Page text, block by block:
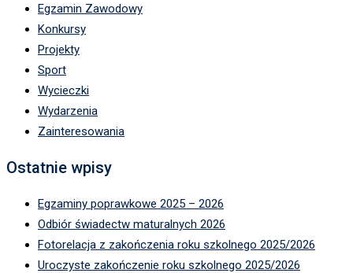
Egzamin Zawodowy
Konkursy
Projekty
Sport
Wycieczki
Wydarzenia
Zainteresowania
Ostatnie wpisy
Egzaminy poprawkowe 2025 – 2026
Odbiór świadectw maturalnych 2026
Fotorelacja z zakończenia roku szkolnego 2025/2026
Uroczyste zakończenie roku szkolnego 2025/2026